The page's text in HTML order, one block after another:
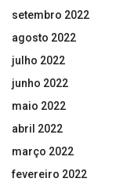
setembro 2022
agosto 2022
julho 2022
junho 2022
maio 2022
abril 2022
março 2022
fevereiro 2022